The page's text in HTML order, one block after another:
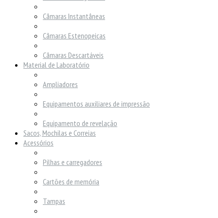
Câmaras Instantâneas
Câmaras Estenopeicas
Câmaras Descartáveis
Material de Laboratório
Ampliadores
Equipamentos auxiliares de impressão
Equipamento de revelação
Sacos, Mochilas e Correias
Acessórios
Pilhas e carregadores
Cartões de memória
Tampas